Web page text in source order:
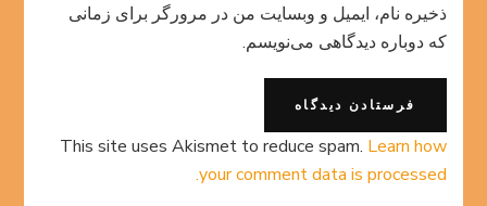
ذخیره نام، ایمیل و وبسایت من در مرورگر برای زمانی
که دوباره دیدگاهی می‌نویسم.
This site uses Akismet to reduce spam. Learn how
your comment data is processed.